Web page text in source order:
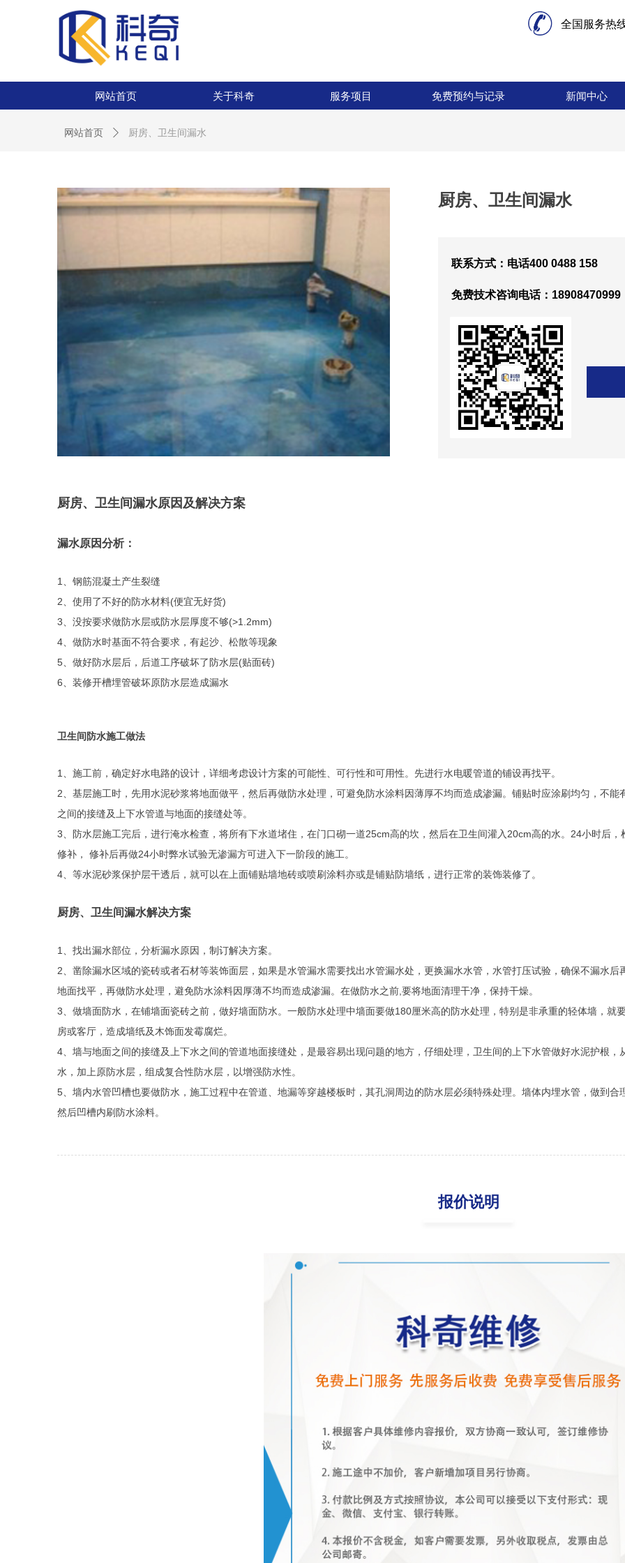
全国服务热
网站首页 关于科奇 服务项目 免费预约与记录 新闻中心
网站首页 ꄲ 厨房、卫生间漏水
厨房、卫生间漏水原因及解决方案
漏水原因分析：
1、钢筋混凝土产生裂缝
2、使用了不好的防水材料(便宜无好货)
3、没按要求做防水层或防水层厚度不够(>1.2mm)
4、做防水时基面不符合要求，有起沙、松散等现象
5、做好防水层后，后道工序破坏了防水层(贴面砖)
6、装修开槽埋管破坏原防水层造成漏水
卫生间防水施工做法
1、施工前，确定好水电路的设计，详细考虑设计方案的可能性、可行性和可用性。先进行水电暖管道的铺设再找平。
2、基层施工时，先用水泥砂浆将地面做平，然后再做防水处理，可避免防水涂料因薄厚不均而造成渗漏。铺贴时应涂刷均匀，不
之间的接缝及上下水管道与地面的接缝处等。
3、防水层施工完后，进行淹水检查，将所有下水道堵住，在门口砌一道25cm高的坎，然后在卫生间灌入20cm高的水。24小时后
修补， 修补后再做24小时弊水试验无渗漏方可进入下一阶段的施工。
4、等水泥砂浆保护层干透后，就可以在上面铺贴墙地砖或喷刷涂料亦或是铺贴防墙纸，进行正常的装饰装修了。
厨房、卫生间漏水解决方案
1、找出漏水部位，分析漏水原因，制订解决方案。
2、凿除漏水区域的瓷砖或者石材等装饰面层，如果是水管漏水需要找出水管漏水处，更换漏水水管，水管打压试验，确保不漏水
地面找平，再做防水处理，避免防水涂料因厚薄不均而造成渗漏。在做防水之前,要将地面清理干净，保持干燥。
3、做墙面防水，在铺墙面瓷砖之前，做好墙面防水。一般防水处理中墙面要做180厘米高的防水处理，特别是非承重的轻体墙，就
房或客厅，造成墙纸及木饰面发霉腐烂。
4、墙与地面之间的接缝及上下水之间的管道地面接缝处，是最容易出现问题的地方，仔细处理，卫生间的上下水管做好水泥护根
水，加上原防水层，组成复合性防水层，以增强防水性。
5、墙内水管凹槽也要做防水，施工过程中在管道、地漏等穿越楼板时，其孔洞周边的防水层必须特殊处理。墙体内埋水管，做到
然后凹槽内刷防水涂料。
厨房、卫生间漏水
联系方式：电话400 0488 158
免费技术咨询电话：
报价说明